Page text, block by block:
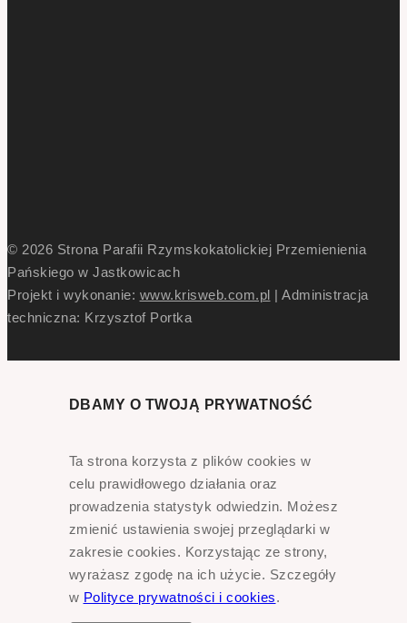
© 2026 Strona Parafii Rzymskokatolickiej Przemienienia
Pańskiego w Jastkowicach
Projekt i wykonanie: www.krisweb.com.pl | Administracja
techniczna: Krzysztof Portka
DBAMY O TWOJĄ PRYWATNOŚĆ
Ta strona korzysta z plików cookies w
celu prawidłowego działania oraz
prowadzenia statystyk odwiedzin. Możesz
zmienić ustawienia swojej przeglądarki w
zakresie cookies. Korzystając ze strony,
wyrażasz zgodę na ich użycie. Szczegóły
w Polityce prywatności i cookies.